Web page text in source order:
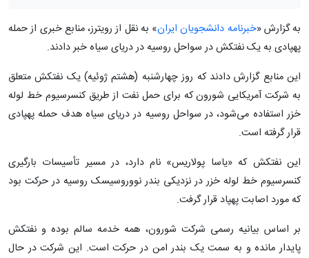
به گزارش «خبرنامه دانشجویان ایران» به نقل از رویترز، منابع خبری از حمله
پهپادی به یک نفتکش در سواحل روسیه در دریای سیاه خبر دادند.
این منابع گزارش دادند که روز چهارشنبه (هشتم ژوئیه) یک نفتکش متعلق
به شرکت آمریکایی شورون که برای حمل نفت از طریق کنسرسیوم خط لوله
خزر استفاده می‌شود، در سواحل روسیه در دریای سیاه هدف حمله پهپادی
قرار گرفته است.
این نفتکش که «یاسا پولاریس» نام دارد، در مسیر تأسیسات بارگیری
کنسرسیوم خط لوله خزر در نزدیکی بندر نووروسیسک روسیه در حرکت بود
که مورد اصابت پهپاد قرار گرفت.
بر اساس بیانیه رسمی شرکت شورون، همه خدمه سالم بوده و نفتکش
پایدار مانده و به سمت یک بندر امن در حرکت است. این شرکت در حال